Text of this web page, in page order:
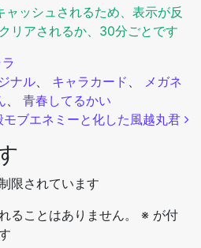
ッシュされるため、表示が反
リアされるか、30分ごとです
ナル キャラカード
メガネ
青春してるかい
ション
モブエネミーと化した風越丸君
限されています
ることはありません。
※ が付